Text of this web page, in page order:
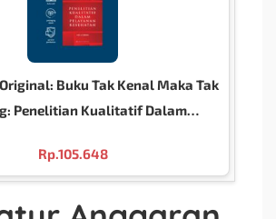
Buku Tak Kenal Maka Tak
Penelitian Kualitatif Dalam
Rp.105.648